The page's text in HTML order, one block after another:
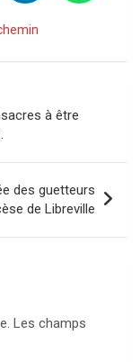
à être
des guetteurs
de Libreville
Les champs